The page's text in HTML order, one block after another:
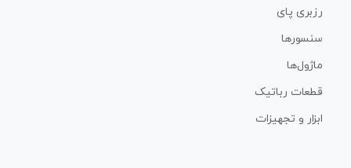
رزبری پای
سنسورها
ماژول‌ها
قطعات رباتیک
ابزار و تجهیزات